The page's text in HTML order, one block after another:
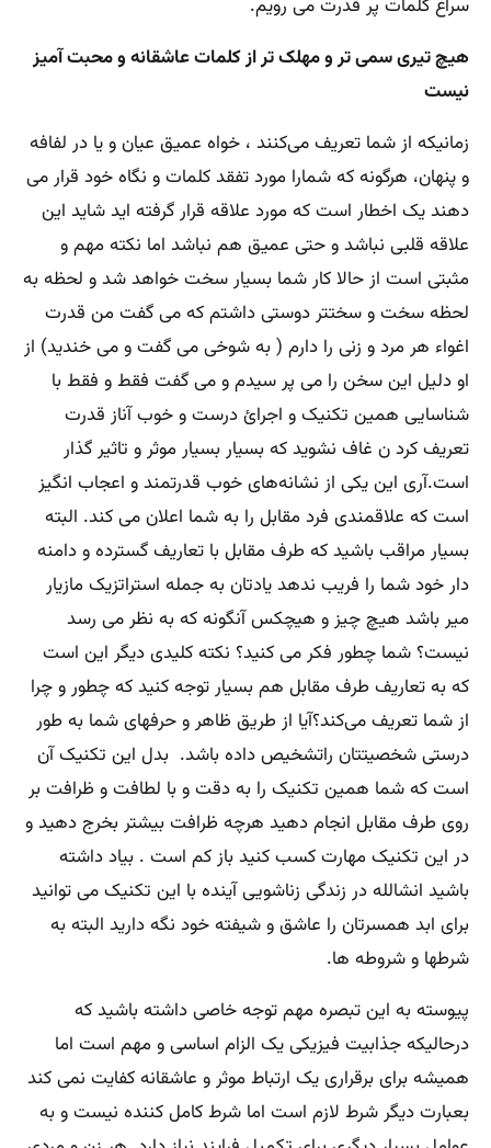
سراغ کلمات پر قدرت می رویم.
هیچ تیری سمی تر و مهلک تر از کلمات عاشقانه و محبت آمیز
نیست
زمانیکه از شما تعریف می‌کنند ، خواه عمیق عیان و یا در لفافه
و پنهان، هرگونه که شمارا مورد تفقد کلمات و نگاه خود قرار می
دهند یک اخطار است که مورد علاقه قرار گرفته اید شاید این
علاقه قلبی نباشد و حتی عمیق هم نباشد اما نکته مهم و
مثبتی است از حالا کار شما بسیار سخت خواهد شد و لحظه به
لحظه سخت و سختتر دوستی داشتم که می گفت من قدرت
اغواء هر مرد و زنی را دارم ( به شوخی می گفت و می خندید) از
او دلیل این سخن را می پر سیدم و می گفت فقط و فقط با
شناسایی همین تکنیک و اجرائ درست و خوب آناز قدرت
تعریف کرد ن غاف نشوید که بسیار بسیار موثر و تاثیر گذار
است.آری این یکی از نشانه‌های خوب قدرتمند و اعجاب انگیز
است که علاقمندی فرد مقابل را به شما اعلان می کند. البته
بسیار مراقب باشید که طرف مقابل با تعاریف گسترده و دامنه
دار خود شما را فریب ندهد یادتان به جمله استراتزیک مازیار
میر باشد هیچ چیز و هیچکس آنگونه که به نظر می رسد
نیست؟ شما چطور فکر می کنید؟ نکته کلیدی دیگر این است
که به تعاریف طرف مقابل هم بسیار توجه کنید که چطور و چرا
از شما تعریف می‌کند؟آیا از طریق ظاهر و حرفهای شما به طور
درستی شخصیتتان راتشخیص داده باشد. بدل این تکنیک آن
است که شما همین تکنیک را به دقت و با لطافت و ظرافت بر
روی طرف مقابل انجام دهید هرچه ظرافت بیشتر بخرج دهید و
در این تکنیک مهارت کسب کنید باز کم است . بیاد داشته
باشید انشالله در زندگی زناشویی آینده با این تکنیک می توانید
برای ابد همسرتان را عاشق و شیفته خود نگه دارید البته به
شرطها و شروطه ها.
پیوسته به این تبصره مهم توجه خاصی داشته باشید که
درحالیکه جذابیت فیزیکی یک الزام اساسی و مهم است اما
همیشه برای برقراری یک ارتباط موثر و عاشقانه کفایت نمی کند
بعبارت دیگر شرط لازم است اما شرط کامل کننده نیست و به